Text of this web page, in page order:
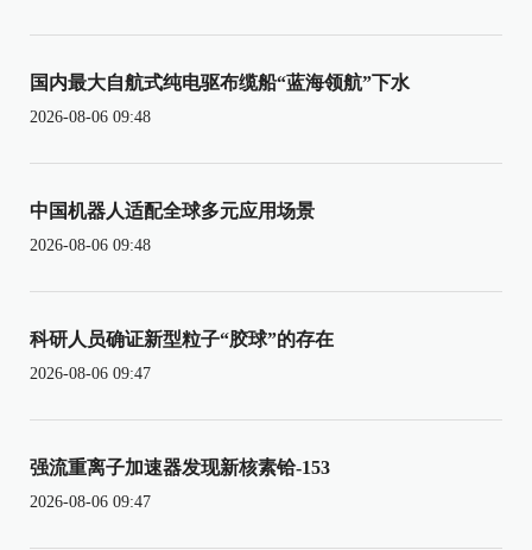
国内最大自航式纯电驱布缆船“蓝海领航”下水
2026-08-06 09:48
中国机器人适配全球多元应用场景
2026-08-06 09:48
科研人员确证新型粒子“胶球”的存在
2026-08-06 09:47
强流重离子加速器发现新核素铪-153
2026-08-06 09:47